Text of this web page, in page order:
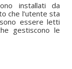
installati da
che l’utente sta
essere letti
gestiscono le